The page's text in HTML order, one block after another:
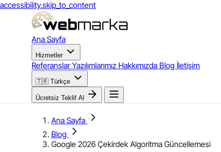
accessibility.skip_to_content
Ana Sayfa
Hizmetler
ReferanslarYazılımlarımız Hakkımızda Blog İletişim
🇹🇷 Türkçe
Ücretsiz Teklif Al
Ana Sayfa
Blog
Google 2026 Çekirdek Algoritma Güncellemesi